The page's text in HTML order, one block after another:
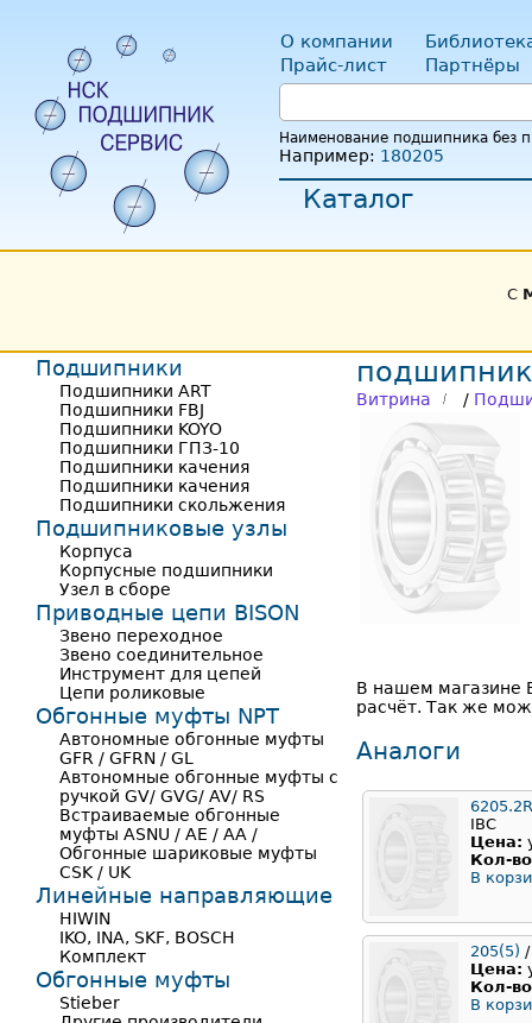
О компании
Прайс-лист
Партнёры
Наименование подшипника без
Например: 180205
Каталог
С
Витрина /
В нашем магазине
расчёт. Так же
Аналоги
IBC
Цена:
Кол-
В
205(5)
Цена:
Кол-
В
Подшипники
Подшипники ART
Подшипники FBJ
Подшипники KOYO
Подшипники ГПЗ-10
Подшипники качения
Подшипники качения
Подшипники скольжения
Подшипниковые узлы
Корпуса
Корпусные подшипники
Узел в сборе
Приводные цепи BISON
Звено переходное
Звено соединительное
Инструмент для цепей
Цепи роликовые
Обгонные муфты NPT
Автономные обгонные муфты
GFR / GFRN / GL
Автономные обгонные муфты с
ручкой GV/ GVG/ AV/ RS
Встраиваемые обгонные
муфты ASNU / AE / AA /
Обгонные шариковые муфты
CSK / UK
Линейные направляющие
HIWIN
IKO, INA, SKF, BOSCH
Комплект
Обгонные муфты
Stieber